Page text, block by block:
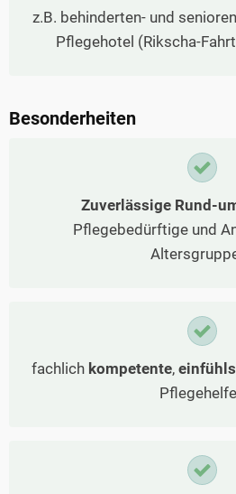
z.B. behinderten- und
Pflegehotel (Rikscha-
Besonderheiten
Zuverlässige Rund-
Pflegebedürftige und
fachlich kompetente,